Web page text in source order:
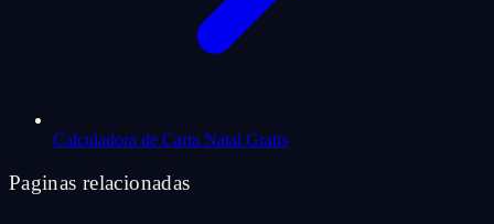
Calculadora de Carta Natal Gratis
Paginas relacionadas